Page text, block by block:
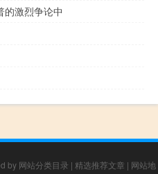
的激烈争论中
by 网站分类目录 | 精选推荐文章 | 网站地